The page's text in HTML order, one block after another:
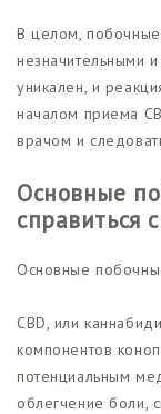
В целом,
незначительными
уникален, и
началом приема
врачом и
Основные
справиться
Основные
CBD, или
компонентов
потенциальным
облегчение боли,